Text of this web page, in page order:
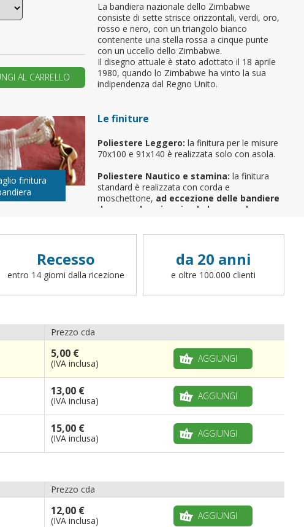
CREA UN NUOVO ACCOUNTLa bandiera nazionale dello Zimbabwe
consiste di sette strisce orizzontali, verdi, oro,
rosso e nero, con un triangolo bianco
contenente una stella rossa a cinque punte
con un uccello dello Zimbabwe.
Il disegno attuale è stato adottato il 18 aprile
1980, quando lo Zimbabwe ha vinto la sua
indipendenza dal Regno Unito.
Le finiture
Poliestere Leggero: la finitura per le misure
70x100 e 91x140 è realizzata solo con asola.
Poliestere Nautico e stamina: la finitura
standard è realizzata con corda e
moschettone, ad eccezione delle bandiere
da gara, da spiaggia, da barca e da
differente (cappio con corda, canotto, anelli,
AL CARRELLO
finitura
Recesso
entro 14 giorni dalla ricezione
da 20 anni
e oltre 100.000 clienti
Prezzo cda
5,00 €
(IVA inclusa) AGGIUNGI
13,00 €
(IVA inclusa) AGGIUNGI
15,00 €
(IVA inclusa) AGGIUNGI
Prezzo cda
12,00 €
(IVA inclusa) AGGIUNGI